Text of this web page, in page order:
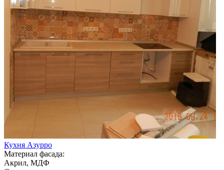
Кухня Азурро
Материал фасада:
Акрил, МДФ